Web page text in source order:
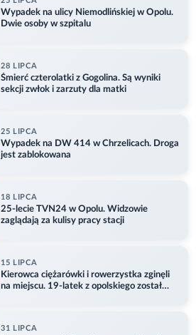
Wypadek na ulicy Niemodlińskiej w Opolu.
Dwie osoby w szpitalu
28 LIPCA
Śmierć czterolatki z Gogolina. Są wyniki
sekcji zwłok i zarzuty dla matki
25 LIPCA
Wypadek na DW 414 w Chrzelicach. Droga
jest zablokowana
18 LIPCA
25-lecie TVN24 w Opolu. Widzowie
zaglądają za kulisy pracy stacji
15 LIPCA
Kierowca ciężarówki i rowerzystka zginęli
na miejscu. 19-latek z opolskiego został
31 LIPCA